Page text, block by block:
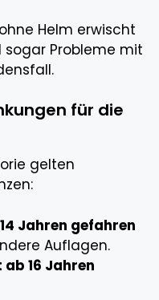
Helm erwischt
sogar Probleme mit
für die
gelten
Jahren gefahren
Auflagen.
16 Jahren